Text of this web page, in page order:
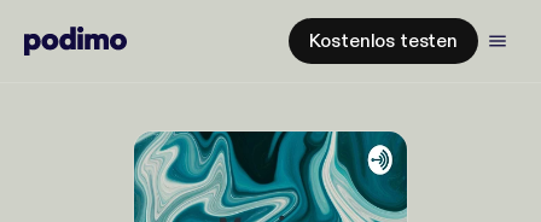
Kostenlos testen